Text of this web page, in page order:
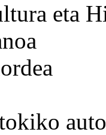
eta